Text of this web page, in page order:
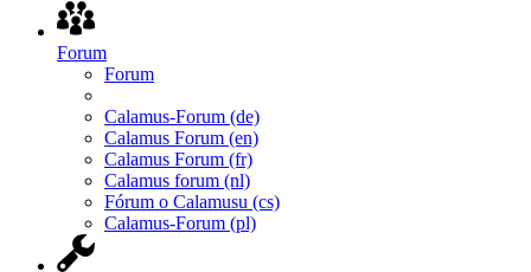
Forum
Forum
Calamus-Forum (de)
Calamus Forum (en)
Calamus Forum (fr)
Calamus forum (nl)
Fórum o Calamusu (cs)
Calamus-Forum (pl)